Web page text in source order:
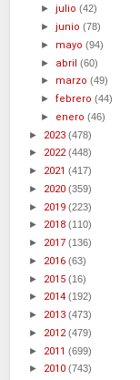
►julio(42)
►junio(78)
► mayo(94)
► abril(60)
► marzo(49)
►febrero(44)
► enero(46)
► 2023 (478)
► 2022(448)
► 2021 (417)
► 2020 (359)
► 2019 (223)
► 2018 (110)
► 2017 (136)
► 2016 (63)
► 2015 (16)
► 2014 (192)
► 2013 (473)
► 2012(479)
► 2011 (699)
► 2010 (743)